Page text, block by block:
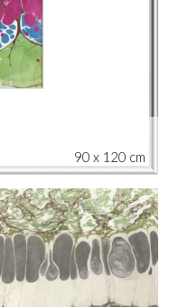
90 x 120 cm